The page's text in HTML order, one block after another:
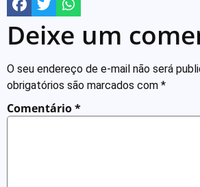
Deixe um
O seu endereço de e-mail não será
obrigatórios são marcados com *
Comentário*